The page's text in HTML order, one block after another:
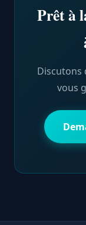
Prêt à
Discutons
vous